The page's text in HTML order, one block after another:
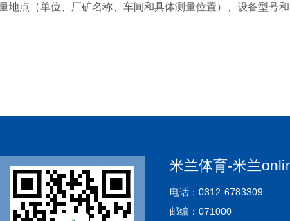
点（单位、厂矿名称、车间和具体测量位置）、设备型号
米兰体育-米兰
电话：0312-6783309
邮编：071000